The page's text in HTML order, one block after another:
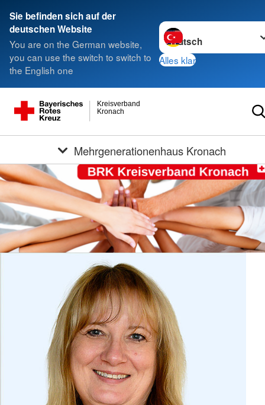
Sie befinden sich auf der
deutschen Website
You are on the German website,
you can use the switch to switch to
the English one
Sprache wechseln zu
Alles klar
Kronach
Kreisverband
Mehrgenerationenhaus Kronach